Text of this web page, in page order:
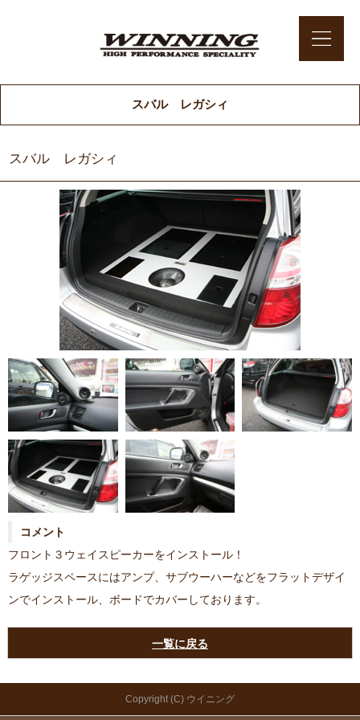
スバル レガシィ
スバル レガシィ
コメント
フロント３ウェイスピーカーをインストール！
ラゲッジスペースにはアンプ、サブウーハーなどをフラットデザイ
ンでインストール、ボードでカバーしております。
一覧に戻る
Copyright (C) ウイニング